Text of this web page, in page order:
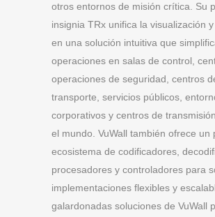
otros entornos de misión crítica. Su
insignia TRx unifica la visualización
en una solución intuitiva que
operaciones en salas de control,
operaciones de seguridad, centros
transporte, servicios públicos,
corporativos y centros de
el mundo. VuWall también ofrece un
ecosistema de codificadores,
procesadores y controladores para
implementaciones flexibles y
galardonadas soluciones de VuWall